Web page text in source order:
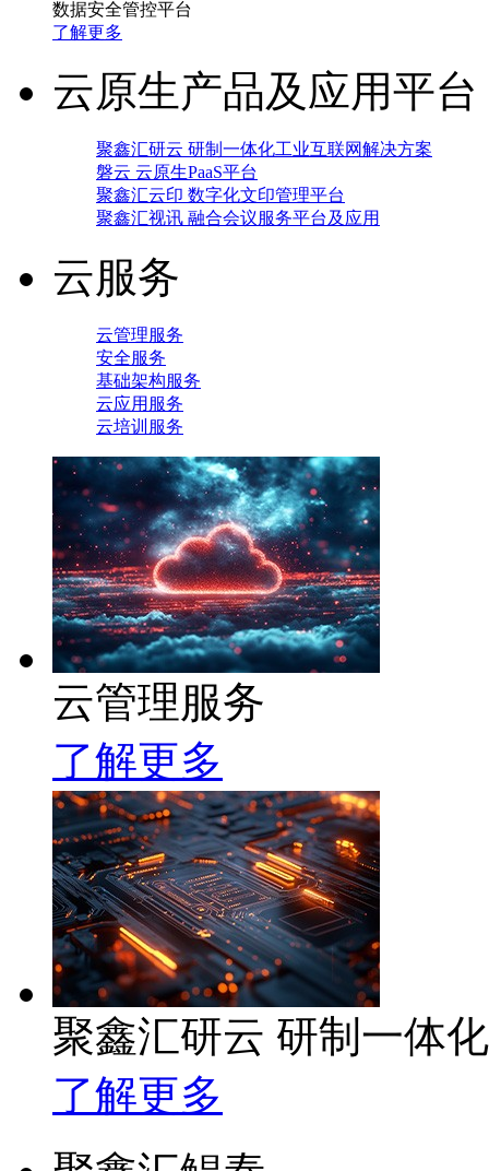
数据安全管控平台
了解更多
云原生产品及应用平台
聚鑫汇研云 研制一体化工业互联网解决方案
磐云 云原生PaaS平台
聚鑫汇云印 数字化文印管理平台
聚鑫汇视讯 融合会议服务平台及应用
云服务
云管理服务
安全服务
基础架构服务
云应用服务
云培训服务
云管理服务
了解更多
聚鑫汇研云 研制一体
了解更多